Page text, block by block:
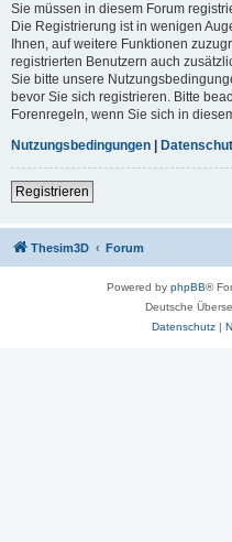
Sie müssen in diesem Forum
Die Registrierung ist in wenigen
Ihnen, auf weitere Funktionen
registrierten Benutzern auch
Sie bitte unsere
bevor Sie sich registrieren. Bitte
Forenregeln, wenn Sie sich in
Nutzungsbedingungen
Registrieren
Thesim3D Forum
Powered by phpBB®
Deutsche
Datenschutz|